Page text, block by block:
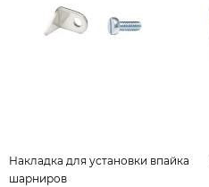
Накладка для установки впайка
шарниров